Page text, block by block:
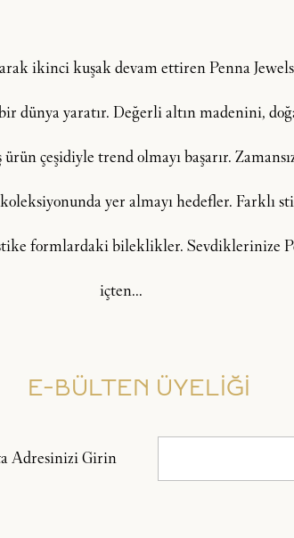
ikinci kuşak devam ettiren Penna
dünya yaratır. Değerli altın madenini,
çeşidiyle trend olmayı başarır.
yer almayı hedefler.
formlardaki bileklikler. Sevdiklerinize
içten...
E-BÜLTEN ÜYELİĞİ
Adresinizi Girin